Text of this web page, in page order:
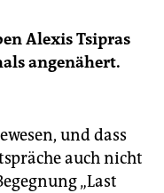
Alexis Tsipras
angenähert.
und dass
auch nicht
„Last